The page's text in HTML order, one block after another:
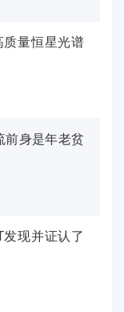
质量恒星光谱
前身是年老贫
现并证认了